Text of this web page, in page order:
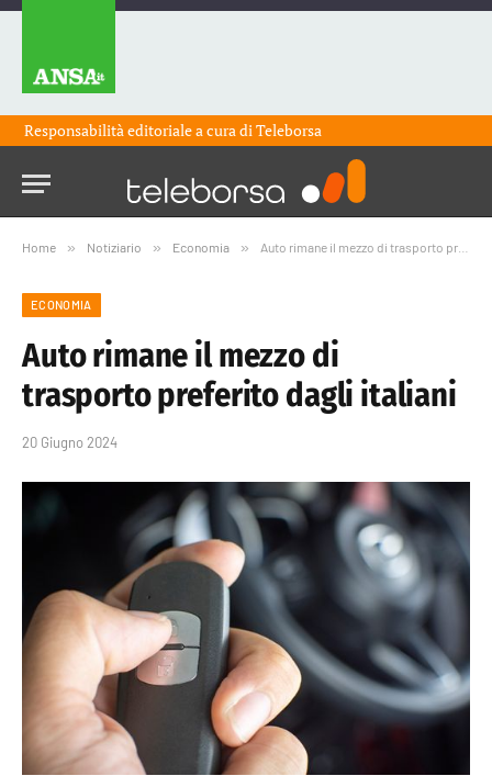
Responsabilità editoriale a cura diTeleborsa
Home » Notiziario » Economia » Auto rimane il mezzo di trasporto preferito dagli italiani
ECONOMIA
Auto rimane il mezzo di
trasporto preferito dagli italiani
20 Giugno 2024